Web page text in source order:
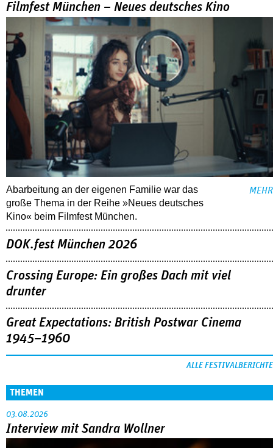
Filmfest München – Neues deutsches Kino
Abarbeitung an der eigenen Familie war das
große Thema in der Reihe »Neues deutsches
Kino« beim Filmfest München.
MEHR
DOK.fest München 2026
Crossing Europe: Ein großes Dach mit viel
drunter
Great Expectations: British Postwar Cinema
1945–1960
ALLE FESTIVALBERICHTE
THEMEN
03.08.2026
Interview mit Sandra Wollner